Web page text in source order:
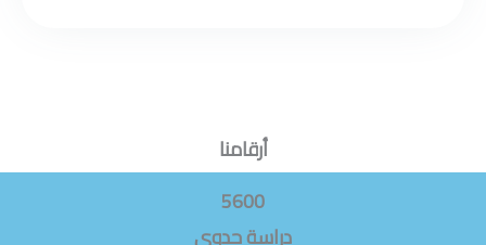
أرقامنا
5600
دراسة جدوى